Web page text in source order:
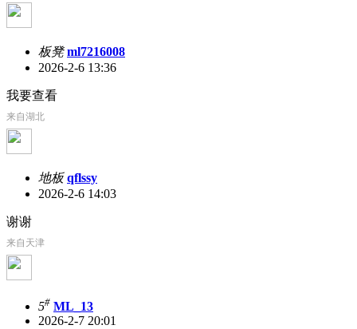
板凳 ml7216008
2026-2-6 13:36
我要查看
来自湖北
地板 qflssy
2026-2-6 14:03
谢谢
来自天津
5# ML_13
2026-2-7 20:01